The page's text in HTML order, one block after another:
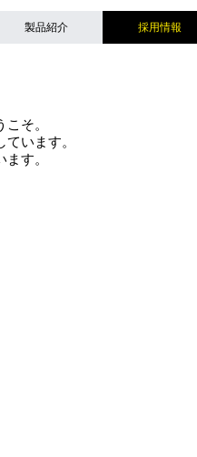
製品紹介 採用情報
そ。
います。
す。